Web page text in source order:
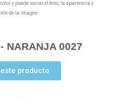
y puede variar el tono, la apariencia y
de la imagen
NARANJA 0027
producto